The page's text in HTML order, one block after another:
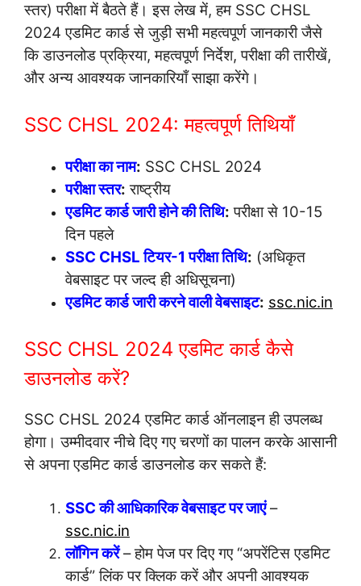
स्तर) परीक्षा में बैठते हैं। इस लेख में, हम SSC CHSL
2024 एडमिट कार्ड से जुड़ी सभी महत्वपूर्ण जानकारी जैसे
कि डाउनलोड प्रक्रिया, महत्वपूर्ण निर्देश, परीक्षा की तारीखें,
और अन्य आवश्यक जानकारियाँ साझा करेंगे।
SSC CHSL 2024: महत्वपूर्ण तिथियाँ
परीक्षा का नाम: SSC CHSL 2024
परीक्षा स्तर: राष्ट्रीय
एडमिट कार्ड जारी होने की तिथि: परीक्षा से 10-15
दिन पहले
SSC CHSL टियर-1 परीक्षा तिथि: (अधिकृत
वेबसाइट पर जल्द ही अधिसूचना)
एडमिट कार्ड जारी करने वाली वेबसाइट: ssc.nic.in
SSC CHSL 2024 एडमिट कार्ड कैसे
डाउनलोड करें?
SSC CHSL 2024 एडमिट कार्ड ऑनलाइन ही उपलब्ध
होगा। उम्मीदवार नीचे दिए गए चरणों का पालन करके आसानी
से अपना एडमिट कार्ड डाउनलोड कर सकते हैं:
SSC की आधिकारिक वेबसाइट पर जाएं–
ssc.nic.in
लॉगिन करें– होम पेज पर दिए गए “अपरेंटिस एडमिट
कार्ड” लिंक पर क्लिक करें और अपनी आवश्यक